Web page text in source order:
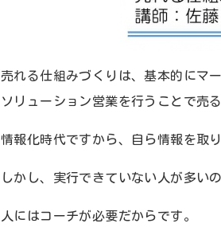
売れる仕組みづくりは、基本的にマ
ソリューション営業を行うことで売
情報化時代ですから、自ら情報を取
しかし、実行できていない人が多い
人にはコーチが必要だからです。